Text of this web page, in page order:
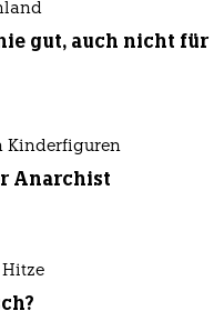
gut, auch nicht für
Kinderfiguren
Anarchist